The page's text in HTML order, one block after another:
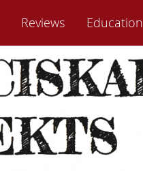
Reviews Education